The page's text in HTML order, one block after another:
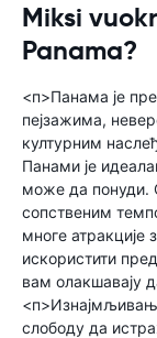
Miksi
Panama?
<п>Панама је
пејзажима,
културним
Панами је
може да понуди.
сопственим
многе
искористити
вам олакшавају
слободу да